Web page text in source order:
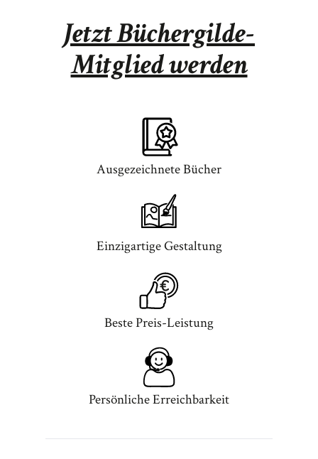
Jetzt Büchergilde-
Mitglied werden
Ausgezeichnete Bücher
Einzigartige Gestaltung
Beste Preis-Leistung
Persönliche Erreichbarkeit